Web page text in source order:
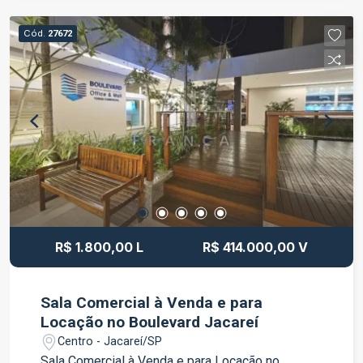
acesso e excelente infraestrutura. Ideal para
quem busca praticidade, conforto e um endereço
de destaque para o seu negócio. Entre em
contato para mais informações e agende uma
visita.
Cód. 27672
R$ 1.800,00 L R$ 414.000,00 V
Sala Comercial à Venda e para
Locação no Boulevard Jacareí
Centro - Jacareí/SP